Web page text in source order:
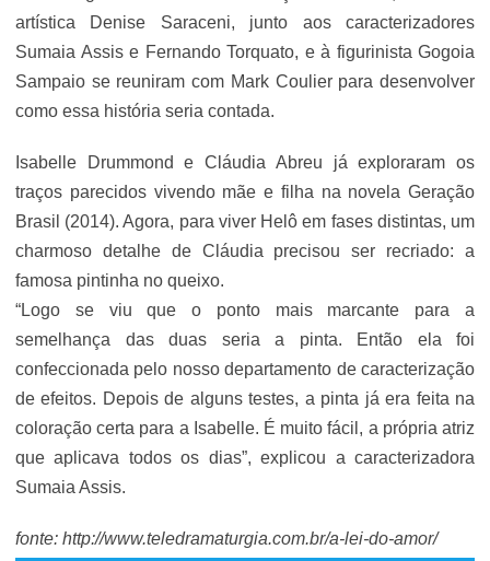
artística Denise Saraceni, junto aos caracterizadores
Sumaia Assis e Fernando Torquato, e à figurinista Gogoia
Sampaio se reuniram com Mark Coulier para desenvolver
como essa história seria contada.
Isabelle Drummond e Cláudia Abreu já exploraram os
traços parecidos vivendo mãe e filha na novela Geração
Brasil (2014). Agora, para viver Helô em fases distintas, um
charmoso detalhe de Cláudia precisou ser recriado: a
famosa pintinha no queixo.
“Logo se viu que o ponto mais marcante para a
semelhança das duas seria a pinta. Então ela foi
confeccionada pelo nosso departamento de caracterização
de efeitos. Depois de alguns testes, a pinta já era feita na
coloração certa para a Isabelle. É muito fácil, a própria atriz
que aplicava todos os dias”, explicou a caracterizadora
Sumaia Assis.
fonte: http://www.teledramaturgia.com.br/a-lei-do-amor/